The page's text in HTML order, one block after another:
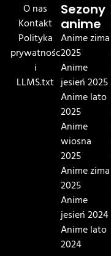
O nas
Kontakt
Polityka
prywatnośc
i
LLMS.txt
Sezony
anime
Anime zima
2025
Anime
jesień 2025
Anime lato
2025
Anime
wiosna
2025
Anime zima
2025
Anime
jesień 2024
Anime lato
2024